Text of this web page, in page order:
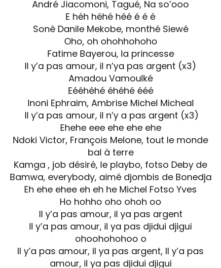
André Jiacomoni, Tagué, Na so’ooo
E héh héhé héé é é é
Sonè Danile Mekobe, monthé Siewé
Oho, oh ohohhohoho
Fatime Bayerou, la princesse
Il y’a pas amour, il n’ya pas argent (x3)
Amadou Vamoulké
Eééhéhé éhéhé ééé
Inoni Ephraim, Ambrise Michel Micheal
Il y’a pas amour, il n’y a pas argent (x3)
Ehehe eee ehe ehe ehe
Ndoki Victor, François Melone, tout le monde
bal à terre
Kamga , job désiré, le playbo, fotso Deby de
Bamwa, everybody, aimé djombis de Bonedja
Eh ehe ehee eh eh he Michel Fotso Yves
Ho hohho oho ohoh oo
Il y’a pas amour, il ya pas argent
Il y’a pas amour, il ya pas djidui djigui
ohoohohohoo o
Il y’a pas amour, il ya pas argent, Il y’a pas
amour, il ya pas djidui djigui